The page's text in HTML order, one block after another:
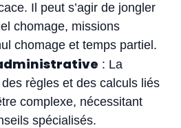
Il peut s’agir de jongler
chomage, missions
chomage et temps partiel.
: La
règles et des calculs liés
complexe, nécessitant
spécialisés.